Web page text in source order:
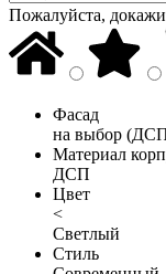
Пожалуйста,
Фасад
на выбор
Материал
ДСП
Цвет
<
Светлый
Стиль